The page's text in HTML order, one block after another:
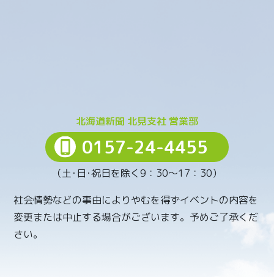
北海道新聞 北見支社 営業部
0157-24-4455
（土･日･祝日を除く9：30～17：30）
社会情勢などの事由によりやむを得ずイベントの内容を
変更または中止する場合がございます。予めご了承くだ
さい。